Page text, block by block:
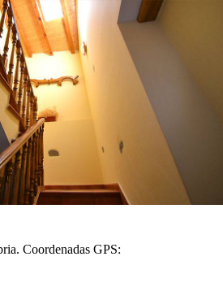
Coordenadas GPS: